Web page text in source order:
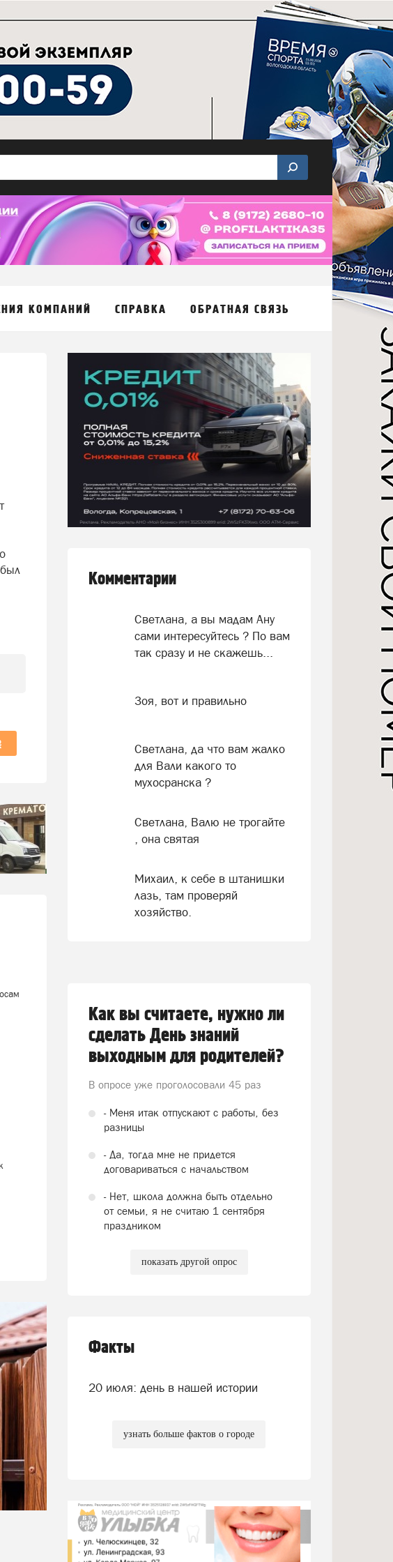
КОМПАНИЙ СПРАВКА ОБРАТНАЯ СВЯЗЬ
Комментарии
Светлана, а вы мадам Ану
сами интересуйтесь ? По вам
так сразу и не скажешь...
Зоя, вот и правильно
Светлана, да что вам жалко
для Вали какого то
мухосранска ?
Светлана, Валю не трогайте
, она святая
Михаил, к себе в штанишки
лазь, там проверяй
хозяйство.
Как вы считаете, нужно ли
сделать День знаний
выходным для родителей?
В опросе уже проголосовали 45 раз
- Меня итак отпускают с работы, без
разницы
- Да, тогда мне не придется
договариваться с начальством
- Нет, школа должна быть отдельно
от семьи, я не считаю 1 сентября
праздником
показать другой опрос
Факты
20 июля: день в нашей истории
узнать больше фактов о городе